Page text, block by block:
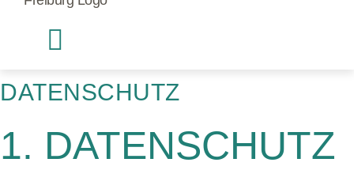
DATENSCHUTZ
1. DATENSCHUTZ